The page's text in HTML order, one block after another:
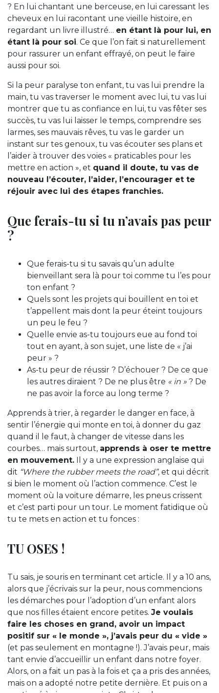
? En lui chantant une berceuse, en lui caressant les
cheveux en lui racontant une vieille histoire, en
regardant un livre illustré… en étant là pour lui, en
étant là pour soi. Ce que l’on fait si naturellement
pour rassurer un enfant effrayé, on peut le faire
aussi pour soi.
Si la peur paralyse ton enfant, tu vas lui prendre la
main, tu vas traverser le moment avec lui, tu vas lui
montrer que tu as confiance en lui, tu vas fêter ses
succès, tu vas lui laisser le temps, comprendre ses
larmes, ses mauvais rêves, tu vas le garder un
instant sur tes genoux, tu vas écouter ses plans et
l’aider à trouver des voies « praticables pour les
mettre en action », et quand il doute, tu vas de
nouveau l’écouter, l’aider, l’encourager et te
réjouir avec lui des étapes franchies.
Que ferais-tu si tu n’avais pas peur
?
Que ferais-tu si tu savais qu’un adulte
bienveillant sera là pour toi comme tu l’es pour
ton enfant ?
Quels sont les projets qui bouillent en toi et
t’appellent mais dont la peur éteint toujours
un peu le feu ?
Quelle envie as-tu toujours eue au fond toi
tout en ayant, à son sujet, une liste de « j’ai
peur » ?
As-tu peur de réussir ? D’échouer ? De ce que
les autres diraient ? De ne plus être « in » ? De
ne pas avoir la force au long terme ?
Apprends à trier, à regarder le danger en face, à
sentir l’énergie qui monte en toi, à donner du gaz
quand il le faut, à changer de vitesse dans les
courbes… mais surtout, apprends à oser te mettre
en mouvement. Il y a une expression anglaise qui
dit “Where the rubber meets the road”, et qui décrit
si bien le moment où l’action commence. C’est le
moment où la voiture démarre, les pneus crissent
et c’est parti pour un tour. Le moment fatidique où
tu te mets en action et tu fonces :
TU OSES !
Tu sais, je souris en terminant cet article. Il y a 10 ans,
alors que j’écrivais sur la peur, nous commencions
les démarches pour l’adoption d’un enfant alors
que nos filles étaient encore petites. Je voulais
faire les choses en grand, avoir un impact
positif sur « le monde », j’avais peur du « vide »
(et pas seulement en montagne !). J’avais peur, mais
tant envie d’accueillir un enfant dans notre foyer.
Alors, on a fait un pas à la fois et ça a pris des années,
mais on a adopté notre petite dernière. Et puis on a